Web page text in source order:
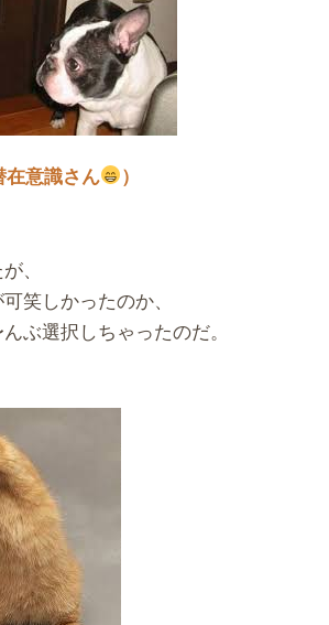
意識さん ）
、
笑しかったのか、
ぶ選択しちゃったのだ。